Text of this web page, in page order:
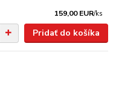
159,00 EUR/ks
Pridať do košíka